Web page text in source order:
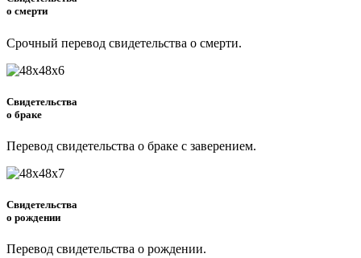
о смерти
Срочный перевод свидетельства о смерти.
Свидетельства
о браке
Перевод свидетельства о браке с заверением.
Свидетельства
о рождении
Перевод свидетельства о рождении.